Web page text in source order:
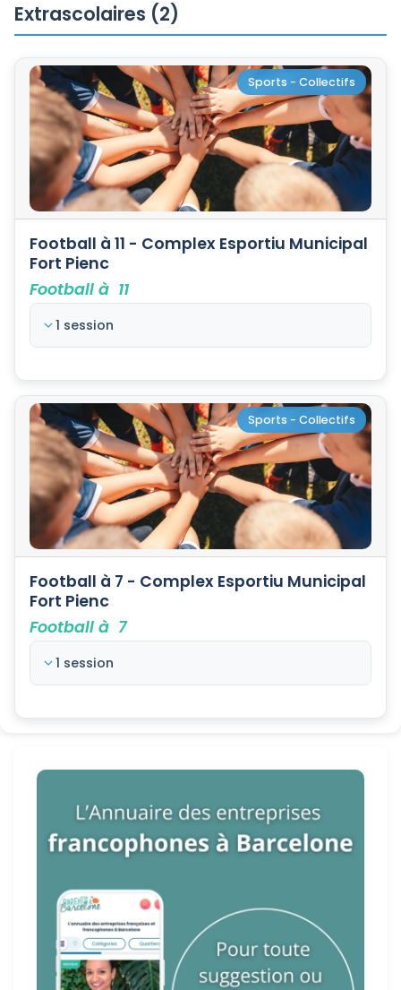
Extrascolaires (2)
Sports - Collectifs
Football à 11 - Complex Esportiu Municipal
Fort Pienc
Football à 11
1 session
Sports - Collectifs
Football à 7 - Complex Esportiu Municipal
Fort Pienc
Football à 7
1 session